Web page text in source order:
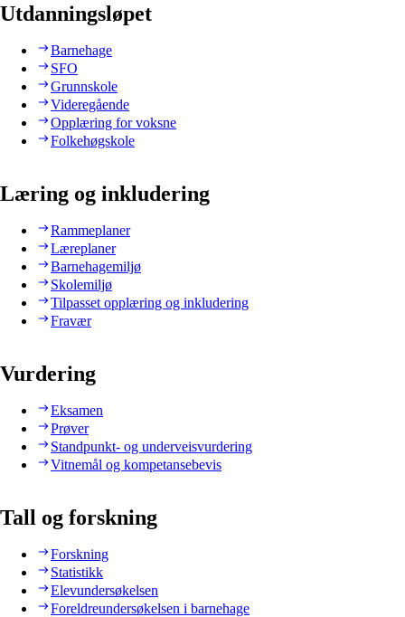
Utdanningsløpet
Barnehage
SFO
Grunnskole
Videregående
Opplæring for voksne
Folkehøgskole
Læring og inkludering
Rammeplaner
Læreplaner
Barnehagemiljø
Skolemiljø
Tilpasset opplæring og inkludering
Fravær
Vurdering
Eksamen
Prøver
Standpunkt- og underveisvurdering
Vitnemål og kompetansebevis
Tall og forskning
Forskning
Statistikk
Elevundersøkelsen
Foreldreundersøkelsen i barnehage